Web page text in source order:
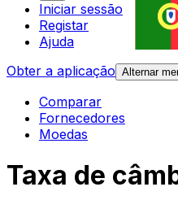
Iniciar sessão
Registar
Ajuda
Obter a aplicação Alternar
Comparar
Fornecedores
Moedas
Taxa de